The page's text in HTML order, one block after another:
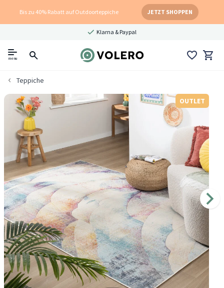
Bis zu 40% Rabatt auf Outdoorteppiche JETZT SHOPPEN
Klarna & Paypal
menu
Teppiche
OUTLET